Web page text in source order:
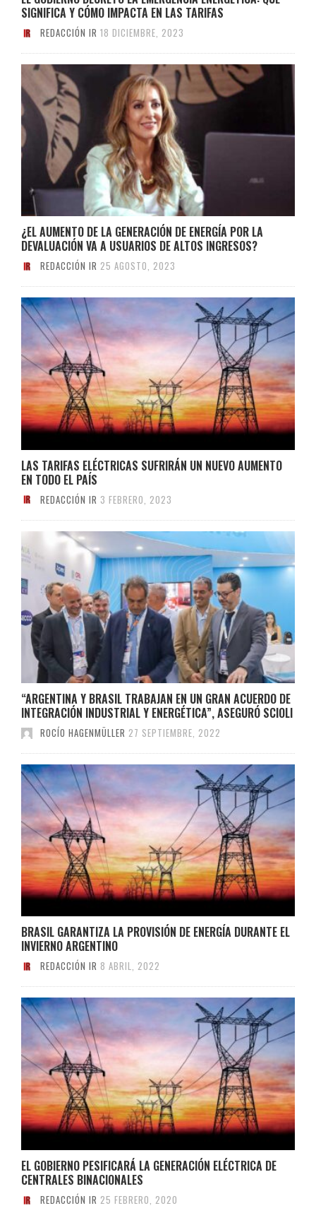
SIGNIFICA Y CÓMO IMPACTA EN LAS TARIFAS
REDACCIÓN IR 18 DICIEMBRE, 2023
¿EL AUMENTO DE LA GENERACIÓN DE ENERGÍA POR LA
DEVALUACIÓN VA A USUARIOS DE ALTOS INGRESOS?
REDACCIÓN IR 25 AGOSTO, 2023
LAS TARIFAS ELÉCTRICAS SUFRIRÁN UN NUEVO AUMENTO
EN TODO EL PAÍS
REDACCIÓN IR 3 FEBRERO, 2023
“ARGENTINA Y BRASIL TRABAJAN EN UN GRAN ACUERDO DE
INTEGRACIÓN INDUSTRIAL Y ENERGÉTICA”, ASEGURÓ SCIOLI
ROCÍO HAGENMÜLLER 27 SEPTIEMBRE, 2022
BRASIL GARANTIZA LA PROVISIÓN DE ENERGÍA DURANTE EL
INVIERNO ARGENTINO
REDACCIÓN IR 8 ABRIL, 2022
EL GOBIERNO PESIFICARÁ LA GENERACIÓN ELÉCTRICA DE
CENTRALES BINACIONALES
REDACCIÓN IR 25 FEBRERO, 2020